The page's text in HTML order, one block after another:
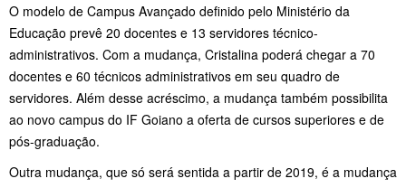
O modelo de Campus Avançado definido pelo Ministério da
Educação prevê 20 docentes e 13 servidores técnico-
administrativos. Com a mudança, Cristalina poderá chegar a 70
docentes e 60 técnicos administrativos em seu quadro de
servidores. Além desse acréscimo, a mudança também possibilita
ao novo campus do IF Goiano a oferta de cursos superiores e de
pós-graduação.
Outra mudança, que só será sentida a partir de 2019, é a mudança